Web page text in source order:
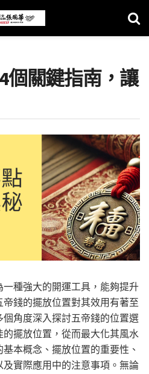
個關鍵指南，讓
種強大的開運工具，能夠提升
錢的擺放位置對其效用有著至
角度深入探討五帝錢的位置選
擺放位置，從而最大化其風水
本概念、擺放位置的重要性、
實際應用中的注意事項。無論